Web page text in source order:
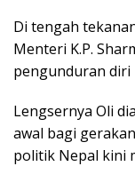
Di tengah
Menteri K.P.
pengunduran diri
Lengsernya Oli
awal bagi
politik Nepal kini